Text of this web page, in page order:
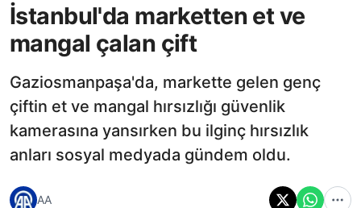
İstanbul'da marketten et ve
mangal çalan çift
Gaziosmanpaşa'da, markette gelen genç
çiftin et ve mangal hırsızlığı güvenlik
kamerasına yansırken bu ilginç hırsızlık
anları sosyal medyada gündem oldu.
AA